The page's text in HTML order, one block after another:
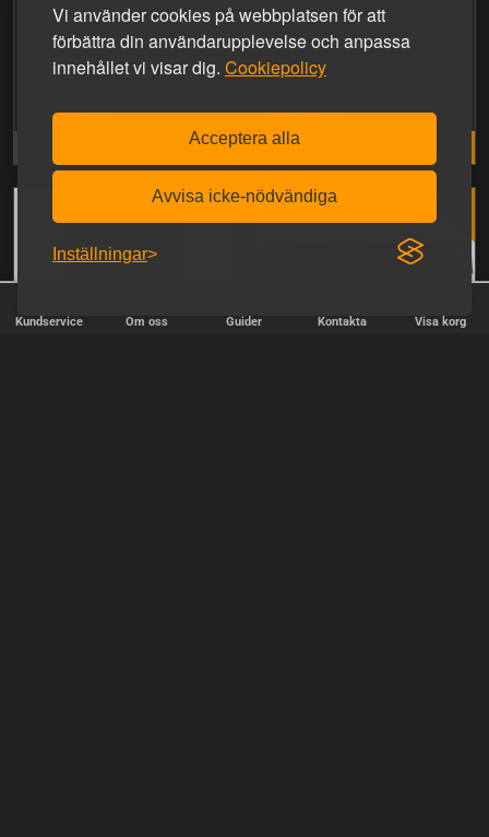
Vi använder cookies på webbplatsen för att
förbättra din användarupplevelse och anpassa
innehållet vi visar dig. Cookiepolicy
Acceptera alla
Avvisa icke-nödvändiga
Inställningar
Wrist Wallet Zip Blå band
459,00 kr.
Wrist Wallet Zip Gul Band
459,00 kr.
Kundservice Om oss Guider Kontakta Visa korg